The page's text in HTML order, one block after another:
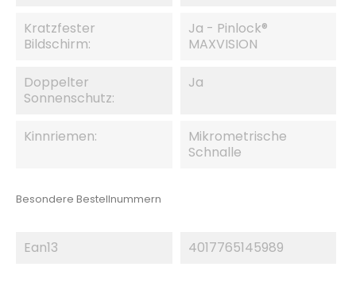
Kratzfester
Bildschirm:
Ja - Pinlock®
MAXVISION
Doppelter
Sonnenschutz:
Ja
Kinnriemen:
Mikrometrische
Schnalle
Besondere Bestellnummern
Ean13 4017765145989